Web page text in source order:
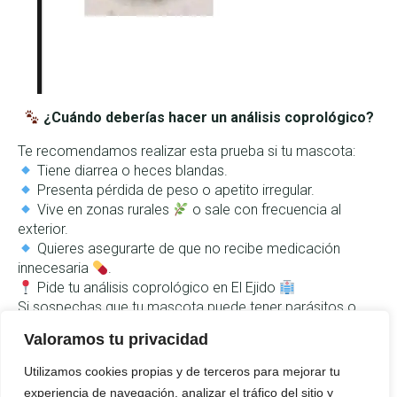
Valoramos tu privacidad
Utilizamos cookies propias y de terceros para mejorar tu
experiencia de navegación, analizar el tráfico del sitio y
¿Cuándo deberías hacer un análisis coprológico?
Te recomendamos realizar esta prueba si tu mascota:
Tiene diarrea o heces blandas.
Presenta pérdida de peso o apetito irregular.
Vive en zonas rurales
o sale con frecuencia al
exterior.
Quieres asegurarte de que no recibe medicación
innecesaria
.
Pide tu análisis coprológico en El Ejido
Si sospechas que tu mascota puede tener parásitos o
consciente y personalizado, ¡no dudes en consultarnos!
En Clínica Veterinaria Azabache cuidamos la salud de tu